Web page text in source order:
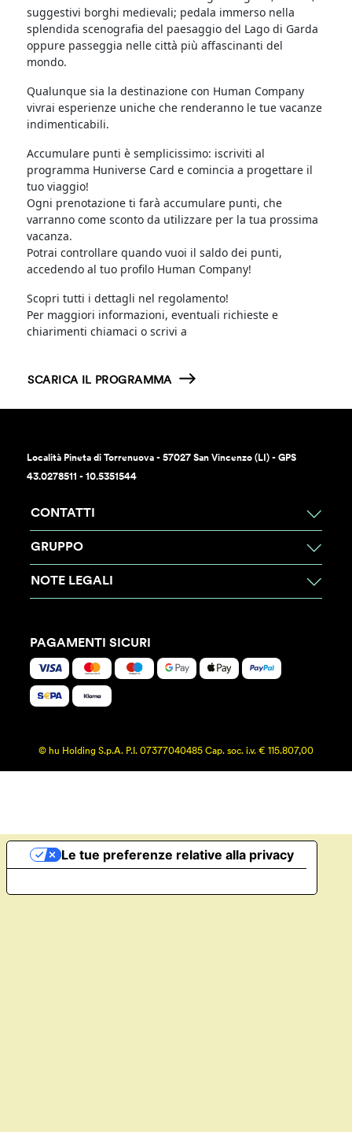
suggestivi borghi medievali; pedala immerso nella
splendida scenografia del paesaggio del Lago di Garda
oppure passeggia nelle città più affascinanti del
mondo.
Qualunque sia la destinazione con Human Company
vivrai esperienze uniche che renderanno le tue vacanze
indimenticabili.
Accumulare punti è semplicissimo: iscriviti al
programma Huniverse Card e comincia a progettare il
tuo viaggio!
Ogni prenotazione ti farà accumulare punti, che
varranno come sconto da utilizzare per la tua prossima
vacanza.
Potrai controllare quando vuoi il saldo dei punti,
accedendo al tuo profilo Human Company!
Scopri tutti i dettagli nel regolamento!
Per maggiori informazioni, eventuali richieste e
chiarimenti chiamaci o scrivi a
SCARICA IL PROGRAMMA
Località Pineta di Torrenuova - 57027 San Vincenzo (LI) - GPS
43.0278511 - 10.5351544
CONTATTI
GRUPPO
NOTE LEGALI
PAGAMENTI SICURI
© hu Holding S.p.A. P.I. 07377040485 Cap. soc. i.v. € 115.807,00
Le tue preferenze relative alla privacy